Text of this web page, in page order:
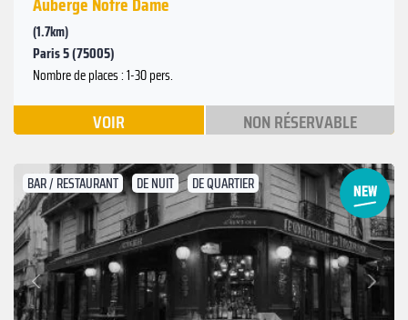
(1.7km)
Paris 5 (75005)
Nombre de places : 1-30 pers.
VOIR NON RÉSERVABLE
BAR / RESTAURANT DE NUIT DE QUARTIER
Précédent
Suivant